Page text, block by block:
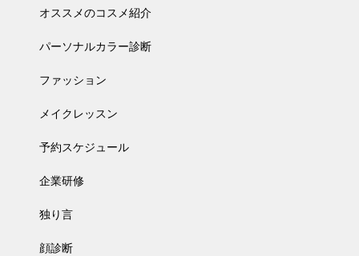
オススメのコスメ紹介
パーソナルカラー診断
ファッション
メイクレッスン
予約スケジュール
企業研修
独り言
顔診断